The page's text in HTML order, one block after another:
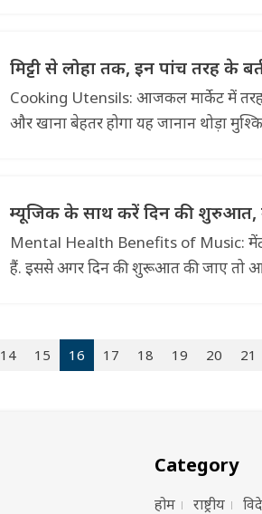
मिट्टी से लोहा तक, इन पांच तरह के
Cooking Utensils: आजकल मार्केट में
और खाना बेहतर होगा यह जानान थोड़ा
म्यूजिक के साथ करें दिन की शुरुआत,
Mental Health Benefits of Music:
हैं. इससे अगर दिन की शुरूआत की जाए तो
14 15 16 17 18 19 20 21
Category
होम राष्ट्रीय